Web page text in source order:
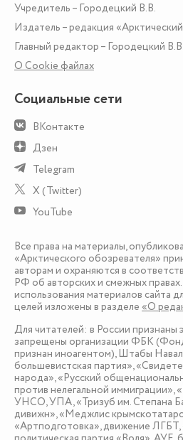
Учредитель – Городецкий В.В.
Издатель – редакция
Главный редактор – Городецкий В.В.
О Сookie файлах
Социальные сети
ВКонтакте
Дзен
Telegram
X (Twitter)
YouTube
Все права на материалы,
«Арктического обозревателя»
авторам и охраняются в
РФ об авторских и смежных
использования материалов сайта
целей изложены в разделе «О
Для читателей: в России признаны
запрещены организации ФБК
признан иноагентом), Штабы
большевистская партия»,
народа», «Русский
против нелегальной
УНСО, УПА, «Тризуб им. Степана
дивижн», «Меджлис
«Артподготовка», движение